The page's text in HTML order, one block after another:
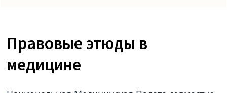
Правовые этюды в
медицине